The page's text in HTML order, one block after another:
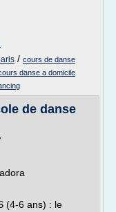
/ cours de danse
danse a domicile
de danse
(4-6 ans) : le